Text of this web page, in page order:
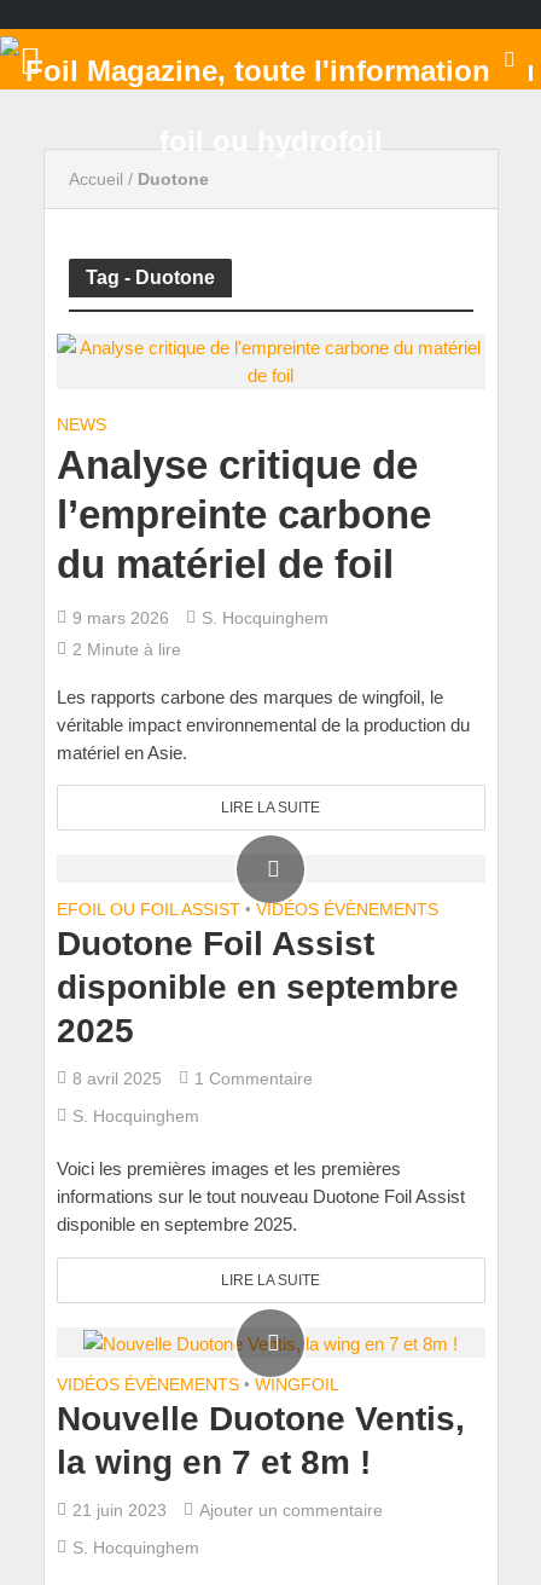
Accueil / Duotone
Tag - Duotone
NEWS
Analyse critique de
l’empreinte carbone
du matériel de foil
9 mars 2026
S. Hocquinghem
2 Minute à lire
Les rapports carbone des marques de wingfoil, le
véritable impact environnemental de la production du
matériel en Asie.
LIRE LA SUITE
EFOIL OU FOIL ASSIST • VIDÉOS ÉVÈNEMENTS
Duotone Foil Assist
disponible en septembre
2025
8 avril 2025
1 Commentaire
S. Hocquinghem
Voici les premières images et les premières
informations sur le tout nouveau Duotone Foil Assist
disponible en septembre 2025.
LIRE LA SUITE
VIDÉOS ÉVÈNEMENTS • WINGFOIL
Nouvelle Duotone Ventis,
la wing en 7 et 8m !
21 juin 2023
Ajouter un commentaire
S. Hocquinghem